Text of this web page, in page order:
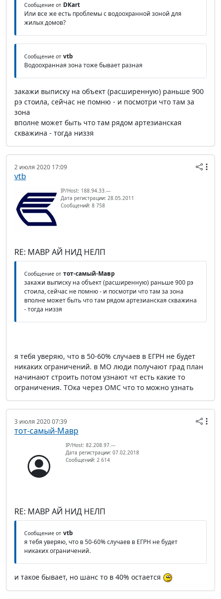
Сообщение от DKart
Или все же есть проблемы с водоохранной зоной для
жилых домов?
Сообщение от vtb
Водоохранная зона тоже бывает разная
закажи выписку на объект (расширенную) раньше 900
рэ стоила, сейчас не помню - и посмотри что там за
зона
вполне может быть что там рядом артезианская
скважина - тогда низзя
2 июля 2020 17:09
vtb
IP/Host: 188.94.33.---
Дата регистрации: 28.05.2011
Сообщений: 8 758
RE: МАВР АЙ НИД НЕЛП
Сообщение от тот-самый-Мавр
закажи выписку на объект (расширенную) раньше 900 рэ
стоила, сейчас не помню - и посмотри что там за зона
вполне может быть что там рядом артезианская скважина
- тогда низзя
я тебя уверяю, что в 50-60% случаев в ЕГРН не будет
никаких ограничений. в МО люди получают град план
начинают строить потом узнают чт есть какие то
ограничения. ТОка через ОМС что то можно узнать
3 июля 2020 07:39
тот-самый-Мавр
IP/Host: 82.208.97.---
Дата регистрации: 07.02.2018
Сообщений: 2 614
RE: МАВР АЙ НИД НЕЛП
Сообщение от vtb
я тебя уверяю, что в 50-60% случаев в ЕГРН не будет
никаких ограничений.
и такое бывает, но шанс то в 40% остается